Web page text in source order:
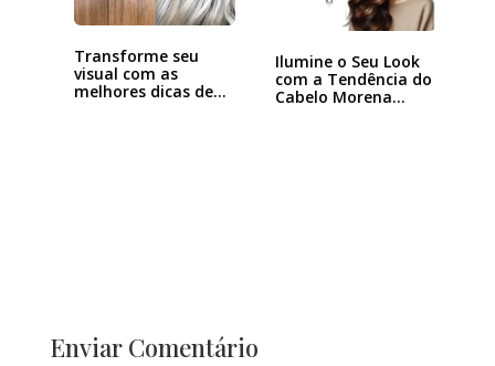
Transforme seu
visual com as
melhores dicas de
Ilumine o Seu Look
com a Tendência do
Cabelo Morena…
Enviar Comentário